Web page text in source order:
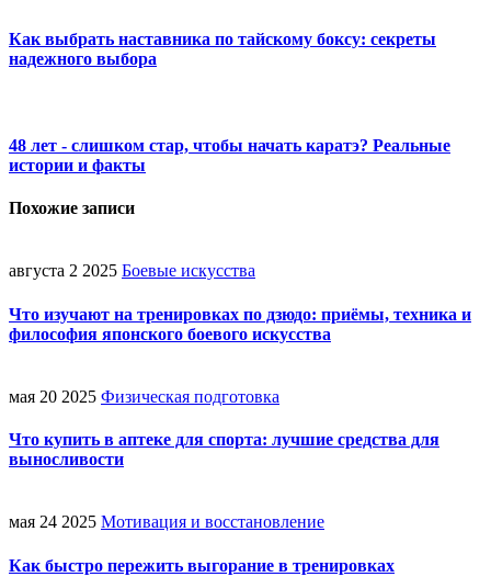
Как выбрать наставника по тайскому боксу: секреты
надежного выбора
48 лет - слишком стар, чтобы начать каратэ? Реальные
истории и факты
Похожие записи
августа 2 2025 Боевые искусства
Что изучают на тренировках по дзюдо: приёмы, техника и
философия японского боевого искусства
мая 20 2025 Физическая подготовка
Что купить в аптеке для спорта: лучшие средства для
выносливости
мая 24 2025 Мотивация и восстановление
Как быстро пережить выгорание в тренировках